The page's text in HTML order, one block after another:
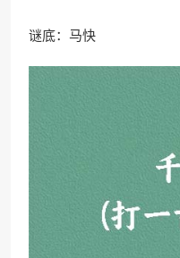
谜底：马快